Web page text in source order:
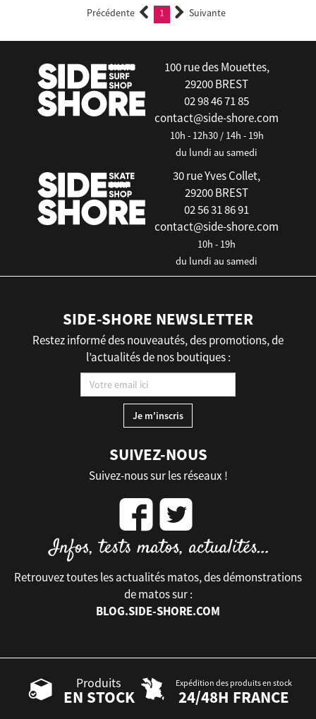
Précédente 1 (current)Suivante
100 rue des Mouettes,
29200 BREST
02 98 46 71 85
contact@side-shore.com
10h - 12h30 / 14h - 19h
du lundi au samedi
30 rue Yves Collet,
29200 BREST
02 56 31 86 91
contact@side-shore.com
10h - 19h
du lundi au samedi
SIDE-SHORE NEWSLETTER
Restez informé des nouveautés, des promotions, de
l’actualités de nos boutiques :
SUIVEZ-NOUS
Suivez-nous sur les réseaux !
Retrouvez toutes les actualités matos, des démonstrations
de matos sur :
BLOG.SIDE-SHORE.COM
Produits
EN STOCK
Expédition des produits en stock
24/48H FRANCE